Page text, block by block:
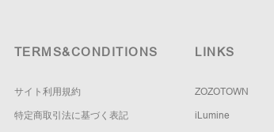
TERMS&CONDITIONS
サイト利用規約
特定商取引法に基づく表記
LINKS
ZOZOTOWN
iLumine